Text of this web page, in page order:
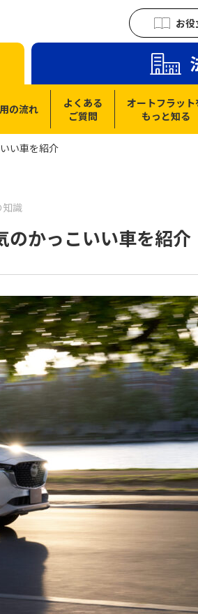
お
の流れ
よくある
ご質問
オートフラット
もっと知る
い車を紹介
知識
のかっこいい車を紹介